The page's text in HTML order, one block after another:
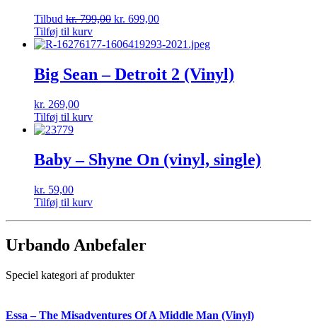
Tilbud kr.799,00 kr. 699,00
Tilføj til kurv
Big Sean – Detroit 2 (Vinyl)
kr. 269,00
Tilføj til kurv
Baby – Shyne On (vinyl, single)
kr. 59,00
Tilføj til kurv
Urbando Anbefaler
Speciel kategori af produkter
Essa – The Misadventures Of A Middle Man (Vinyl)